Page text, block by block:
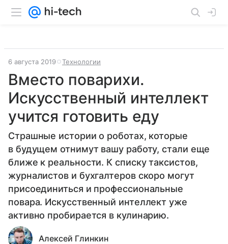
6 августа 2019 Технологии
Вместо поварихи.
Искусственный интеллект
учится готовить еду
Страшные истории о роботах, которые
в будущем отнимут вашу работу, стали еще
ближе к реальности. К списку таксистов,
журналистов и бухгалтеров скоро могут
присоединиться и профессиональные
повара. Искусственный интеллект уже
активно пробирается в кулинарию.
Алексей Глинкин